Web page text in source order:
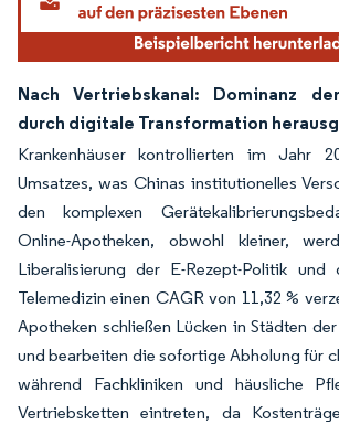
Nach Vertriebskanal: Dominanz
durch digitale Transformation
Krankenhäuser kontrollierten im Jahr
Umsatzes, was Chinas institutionelles
den komplexen
Online-Apotheken, obwohl kleiner,
Liberalisierung der E-Rezept-Politik und
Telemedizin einen CAGR von 11,32 %
Apotheken schließen Lücken in Städten
und bearbeiten die sofortige Abholung für
während Fachkliniken und häusliche
Vertriebsketten eintreten, da